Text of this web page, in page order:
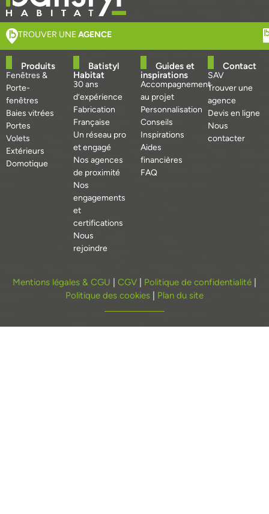
TROUVER UNEAGENCE
Produits
Fenêtres &
Porte-
fenêtres
Baies vitrées
Portes
Volets
Extérieurs
Domotique
Batistyl
Habitat
30 ans
d’expérience
Fabrication
Française
Un réseau pro
et engagé
Nos agences
de proximité
Nos
engagements
et
certifications
Nous
rejoindre
Guides et
inspirations
Accompagnement
au projet
Personnalisation
Conseils
Inspirations
Aides
financières
FAQ
Contact
SAV
Trouver une
agence
Devis en ligne
Nous
contacter
Mentions légales & CGU CGV Politique de confidentialité
Politique des cookies
Plan du site